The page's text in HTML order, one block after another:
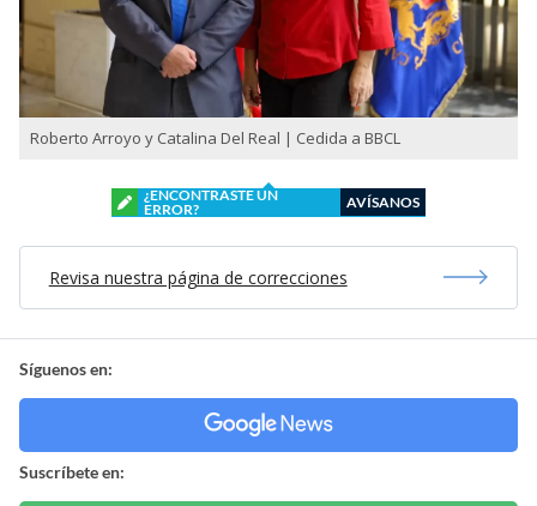
Roberto Arroyo y Catalina Del Real | Cedida a BBCL
¿ENCONTRASTE UN
ERROR?
AVÍSANOS
Revisa nuestra página de correcciones
Síguenos en:
Suscríbete en: